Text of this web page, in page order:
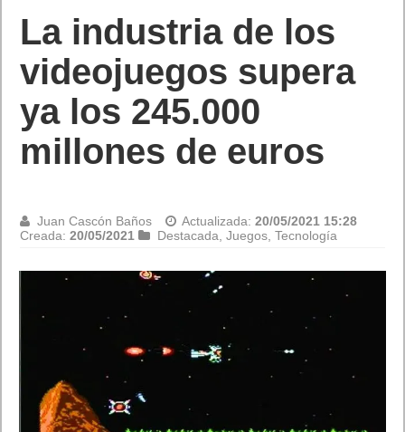
La industria de los
videojuegos supera
ya los 245.000
millones de euros
Juan Cascón Baños Actualizada:20/05/2021 15:28
Creada:20/05/2021 Destacada ,Juegos ,Tecnología